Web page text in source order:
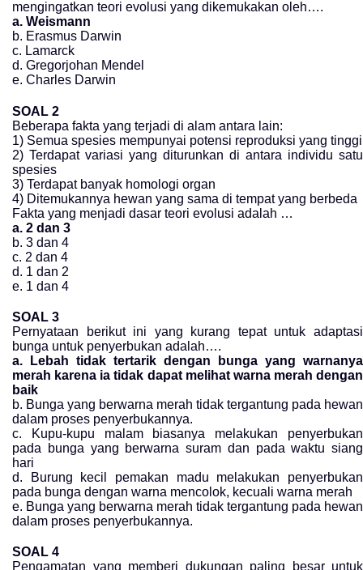
mengingatkan teori evolusi yang dikemukakan oleh….
a. Weismann
b. Erasmus Darwin
c. Lamarck
d. Gregorjohan Mendel
e. Charles Darwin
SOAL 2
Beberapa fakta yang terjadi di alam antara lain:
1) Semua spesies mempunyai potensi reproduksi yang tinggi
2) Terdapat variasi yang diturunkan di antara individu satu
spesies
3) Terdapat banyak homologi organ
4) Ditemukannya hewan yang sama di tempat yang berbeda
Fakta yang menjadi dasar teori evolusi adalah …
a. 2 dan 3
b. 3 dan 4
c. 2 dan 4
d. 1 dan 2
e. 1 dan 4
SOAL 3
Pernyataan berikut ini yang kurang tepat untuk adaptasi
bunga untuk penyerbukan adalah….
a. Lebah tidak tertarik dengan bunga yang warnanya
merah karena ia tidak dapat melihat warna merah dengan
baik
b. Bunga yang berwarna merah tidak tergantung pada hewan
dalam proses penyerbukannya.
c. Kupu-kupu malam biasanya melakukan penyerbukan
pada bunga yang berwarna suram dan pada waktu siang
hari
d. Burung kecil pemakan madu melakukan penyerbukan
pada bunga dengan warna mencolok, kecuali warna merah
e. Bunga yang berwarna merah tidak tergantung pada hewan
dalam proses penyerbukannya.
SOAL 4
Pengamatan yang memberi dukungan paling besar untuk